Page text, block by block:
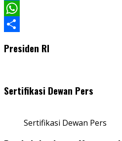
Facebook
WhatsApp
Presiden RI
Sertifikasi Dewan Pers
Sertifikasi Dewan Pers